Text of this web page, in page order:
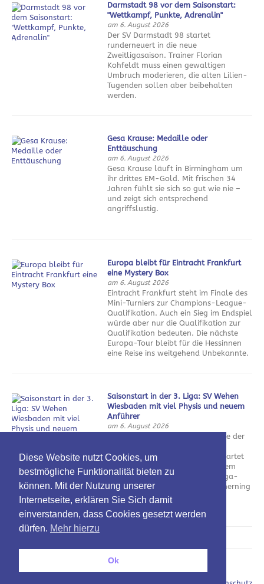
Darmstadt 98 vor dem Saisonstart:
"Wettkampf, Punkte, Adrenalin"
am 6. August 2026
Der SV Darmstadt 98 startet
runderneuert in die neue
Zweitligasaison. Trainer Florian
Kohfeldt muss einen gewaltigen
Umbruch moderieren, die alten Lilien-
Tugenden sollen aber beibehalten
werden.
Gesa Krause: Medaille oder
Enttäuschung
am 6. August 2026
Gesa Krause läuft in Birmingham um
ihr drittes EM-Gold. Mit frischen 34
Jahren fühlt sie sich so gut wie nie –
und zeigt sich entsprechend
angriffslustig.
Europa bleibt für Eintracht Frankfurt
eine Mystery Box
am 6. August 2026
Eintracht Frankfurt steht im Finale des
Mini-Turniers zur Champions-League-
Qualifikation. Auch ein Sieg im Endspiel
würde aber nur die Qualifikation zur
Qualifikation bedeuten. Die nächste
Europa-Tour bleibt für die Hessinnen
eine Reise ins weitgehend Unbekannte.
Saisonstart in der 3. Liga: SV Wehen
Wiesbaden mit viel Physis und neuem
Anführer
am 6. August 2026
Nach einem enttäuschenden Ende der
durchwachsenen Vorbereitung startet
der SV Wehen Wiesbaden in seinem
Jubiläumsjahr in die neue Drittliga-
Saison. Das Team von Daniel Scherning
hat wichtige Spieler verloren und eine neue Führungsfigur
Oben
Diese Website nutzt Cookies, um
bestmögliche Funktionalität bieten zu
können. Mit der Nutzung unserer
Internetseite, erklären Sie Sich damit
einverstanden, dass Cookies gesetzt werden
dürfen. Mehr hierzu
Ok